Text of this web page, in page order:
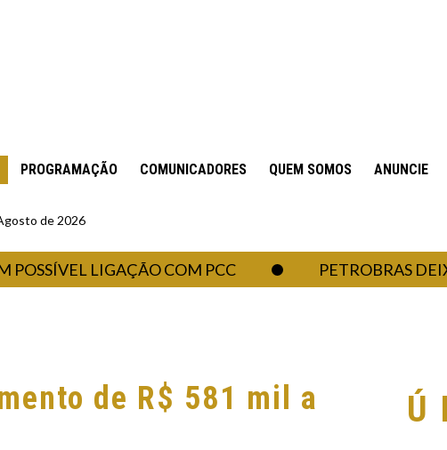
PROGRAMAÇÃO COMUNICADORES QUEM SOMOS ANUNCIE
de 2026
LIGAÇÃO COM PCC PETROBRAS DEIXA
de R$ 581 mil a